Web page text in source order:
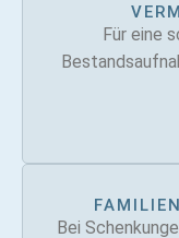
Für eine
Bei